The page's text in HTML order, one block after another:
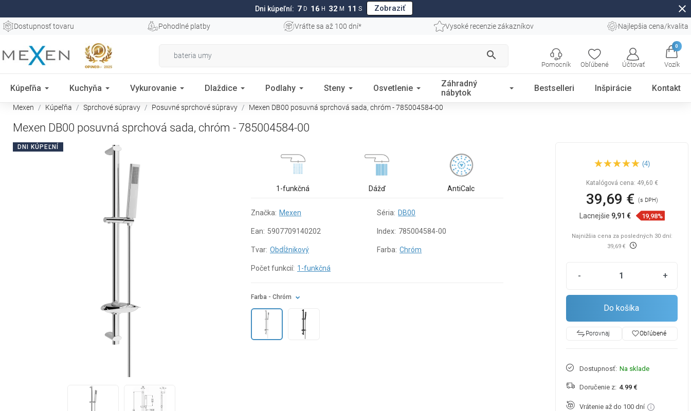
Dni kúpeľní: 7 D 16 H 32 M 10 S Zobraziť close
Dostupnosť tovaru Pohodlné platby Vráťte sa až 100 dní* Vysoké recenzie zákazníkov Najlepšia cena/kvalita
search
Obľúbené Účtovať
0
Vozík
Pomocník
Kúpeľňa Kuchyňa Vykurovanie Dlaždice Podlahy Steny Osvetlenie
Záhradný
nábytok
Bestselleri Inšpirácie Kontakt
Mexen Kúpeľňa Sprchové súpravy Posuvné sprchové súpravy Mexen DB00 posuvná sprchová sada, chróm - 785004584-00
Mexen DB00 posuvná sprchová sada, chróm - 785004584-00
DNI KÚPEĽNÍ
1-funkčná Dážď AntiCalc
Značka: Mexen Séria: DB00
Ean: 5907709140202 Index: 785004584-00
Tvar: Obdĺžnikový Farba: Chróm
Počet funkcií: 1-funkčná
Farba - Chróm
sprchová sada, chróm -
(4)
Katalógová cena: 49,60 €
39,69 € (s DPH)
Lacnejšie 9,91 € 19,98%
Najnižšia cena za posledných 30 dní:
39,69 €
- +
Do košíka
Porovnaj favorite_borderObľúbené
Dostupnosť: Na sklade
Doručenie z: 4.99 €
Vrátenie až do 100 dní